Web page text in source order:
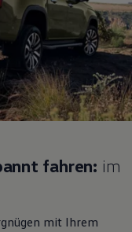
fahren: im
mit Ihrem